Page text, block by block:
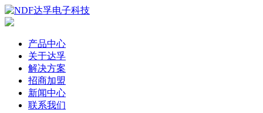
产品中心
关于达孚
解决方案
招商加盟
新闻中心
联系我们